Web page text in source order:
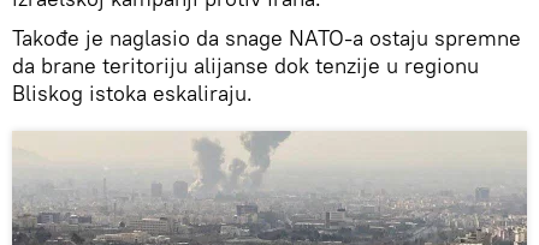
Takođe je naglasio da snage NATO-a ostaju spremne
da brane teritoriju alijanse dok tenzije u regionu
Bliskog istoka eskaliraju.